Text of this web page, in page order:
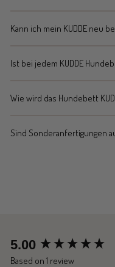
Kann ich mein KUDDE neu
Ist bei jedem KUDDE
Wie wird das Hundebett
Sind Sonderanfertigungen
5.00
Based on 1 review
New content loaded